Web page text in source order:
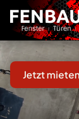
Von der
Hebetechnik
Jetzt